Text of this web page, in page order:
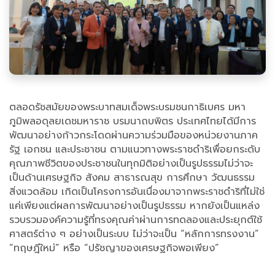
ตลอดรัชสมัยของพระบาทสมเด็จพระบรมชนกาธิเบศร มหา
ภูมิพลอดุลยเดชมหาราช บรมนาถบพิตร ประเทศไทยได้มีการ
พัฒนาอย่างก้าวกระโดดผ่านความร่วมมือของหน่วยงานภาค
รัฐ เอกชน และประชาชน ตามแนวทางพระราชดำริเพื่อยกระดับ
คุณภาพชีวิตของประชาชนในทุกมิติอย่างเป็นรูปธรรมไม่ว่าจะ
เป็นด้านเศรษฐกิจ สังคม สาธารณสุข การศึกษา วัฒนธรรม
สิ่งแวดล้อม เกิดเป็นโครงการอันเนื่องมาจากพระราชดำริที่ไม่ใช่
แค่เพียงแต่ผลการพัฒนาอย่างเป็นรูปธรรม หากยังเป็นแหล่ง
รวบรวมองค์ความรู้ที่ทรงคุณค่าผ่านการทดลองและประยุกต์ใช้
ศาสตร์ต่าง ๆ อย่างเป็นระบบ ไม่ว่าจะเป็น “หลักการทรงงาน”
“ทฤษฎีใหม่” หรือ “ปรัชญาของเศรษฐกิจพอเพียง”